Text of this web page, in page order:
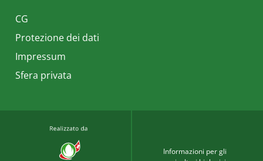
CG
Protezione dei dati
Impressum
Sfera privata
Informazioni per gli